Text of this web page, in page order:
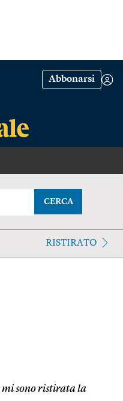
Abbonarsi
CERCA
RISTIRATO
mi sono ristirata la